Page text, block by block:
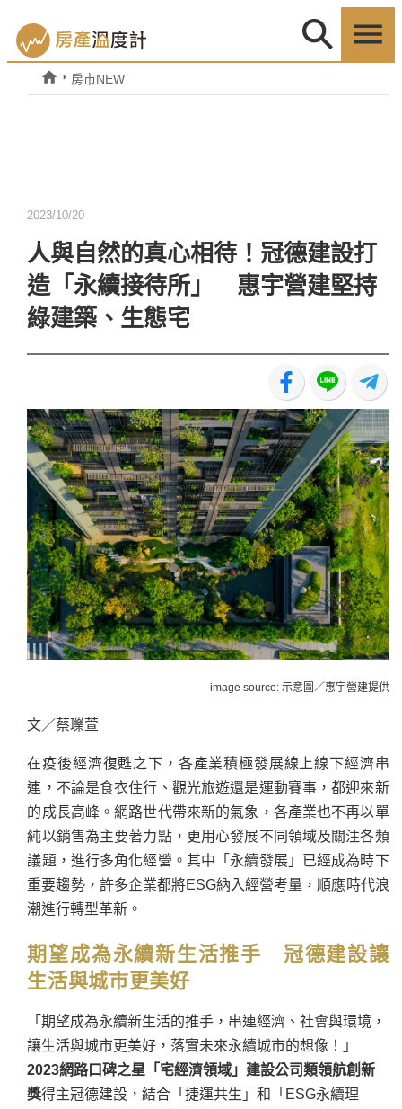
房市NEW
2023/10/20
人與自然的真心相待！冠德建設打
造「永續接待所」 惠宇營建堅持
綠建築、生態宅
image source: 示意圖／惠宇營建提供
文／蔡瓅萱
在疫後經濟復甦之下，各產業積極發展線上線下經濟串
連，不論是食衣住行、觀光旅遊還是運動賽事，都迎來新
的成長高峰。網路世代帶來新的氣象，各產業也不再以單
純以銷售為主要著力點，更用心發展不同領域及關注各類
議題，進行多角化經營。其中「永續發展」已經成為時下
重要趨勢，許多企業都將ESG納入經營考量，順應時代浪
潮進行轉型革新。
期望成為永續新生活推手 冠德建設讓
生活與城市更美好
「期望成為永續新生活的推手，串連經濟、社會與環境，
讓生活與城市更美好，落實未來永續城市的想像！」
2023網路口碑之星「宅經濟領域」建設公司類領航創新
獎得主冠德建設，結合「捷運共生」和「ESG永續理